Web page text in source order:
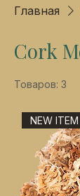
Главная
Cork
Товаров: 3
NEW ITEM